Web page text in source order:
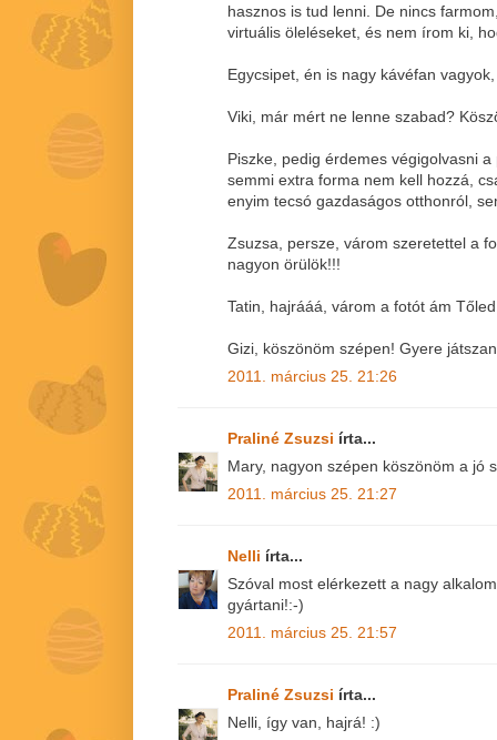
hasznos is tud lenni. De nincs
virtuális öleléseket, és nem írom ki,
Egycsipet, én is nagy kávéfan
Viki, már mért ne lenne szabad?
Piszke, pedig érdemes végigolvasni
semmi extra forma nem kell hozzá,
enyim tecsó gazdaságos otthonról,
Zsuzsa, persze, várom szeretettel a
nagyon örülök!!!
Tatin, hajrááá, várom a fotót ám
Gizi, köszönöm szépen! Gyere
2011. március 25. 21:26
Praliné Zsuzsi írta...
Mary, nagyon szépen köszönöm a jó
2011. március 25. 21:27
Nelli írta...
Szóval most elérkezett a nagy
gyártani!:-)
2011. március 25. 21:57
Praliné Zsuzsi írta...
Nelli, így van, hajrá! :)